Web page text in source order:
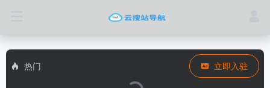
热门 立即入驻